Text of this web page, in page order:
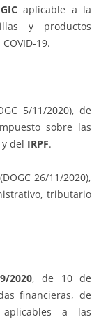
aplicable a la
y productos
19.
5/11/2020), de
sobre las
del IRPF.
26/11/2020),
tributario
2020, de 10 de
financieras, de
a las